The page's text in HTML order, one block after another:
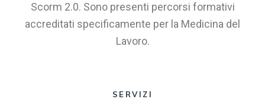
Scorm 2.0. Sono presenti percorsi formativi
accreditati specificamente per la Medicina del
Lavoro.
SERVIZI